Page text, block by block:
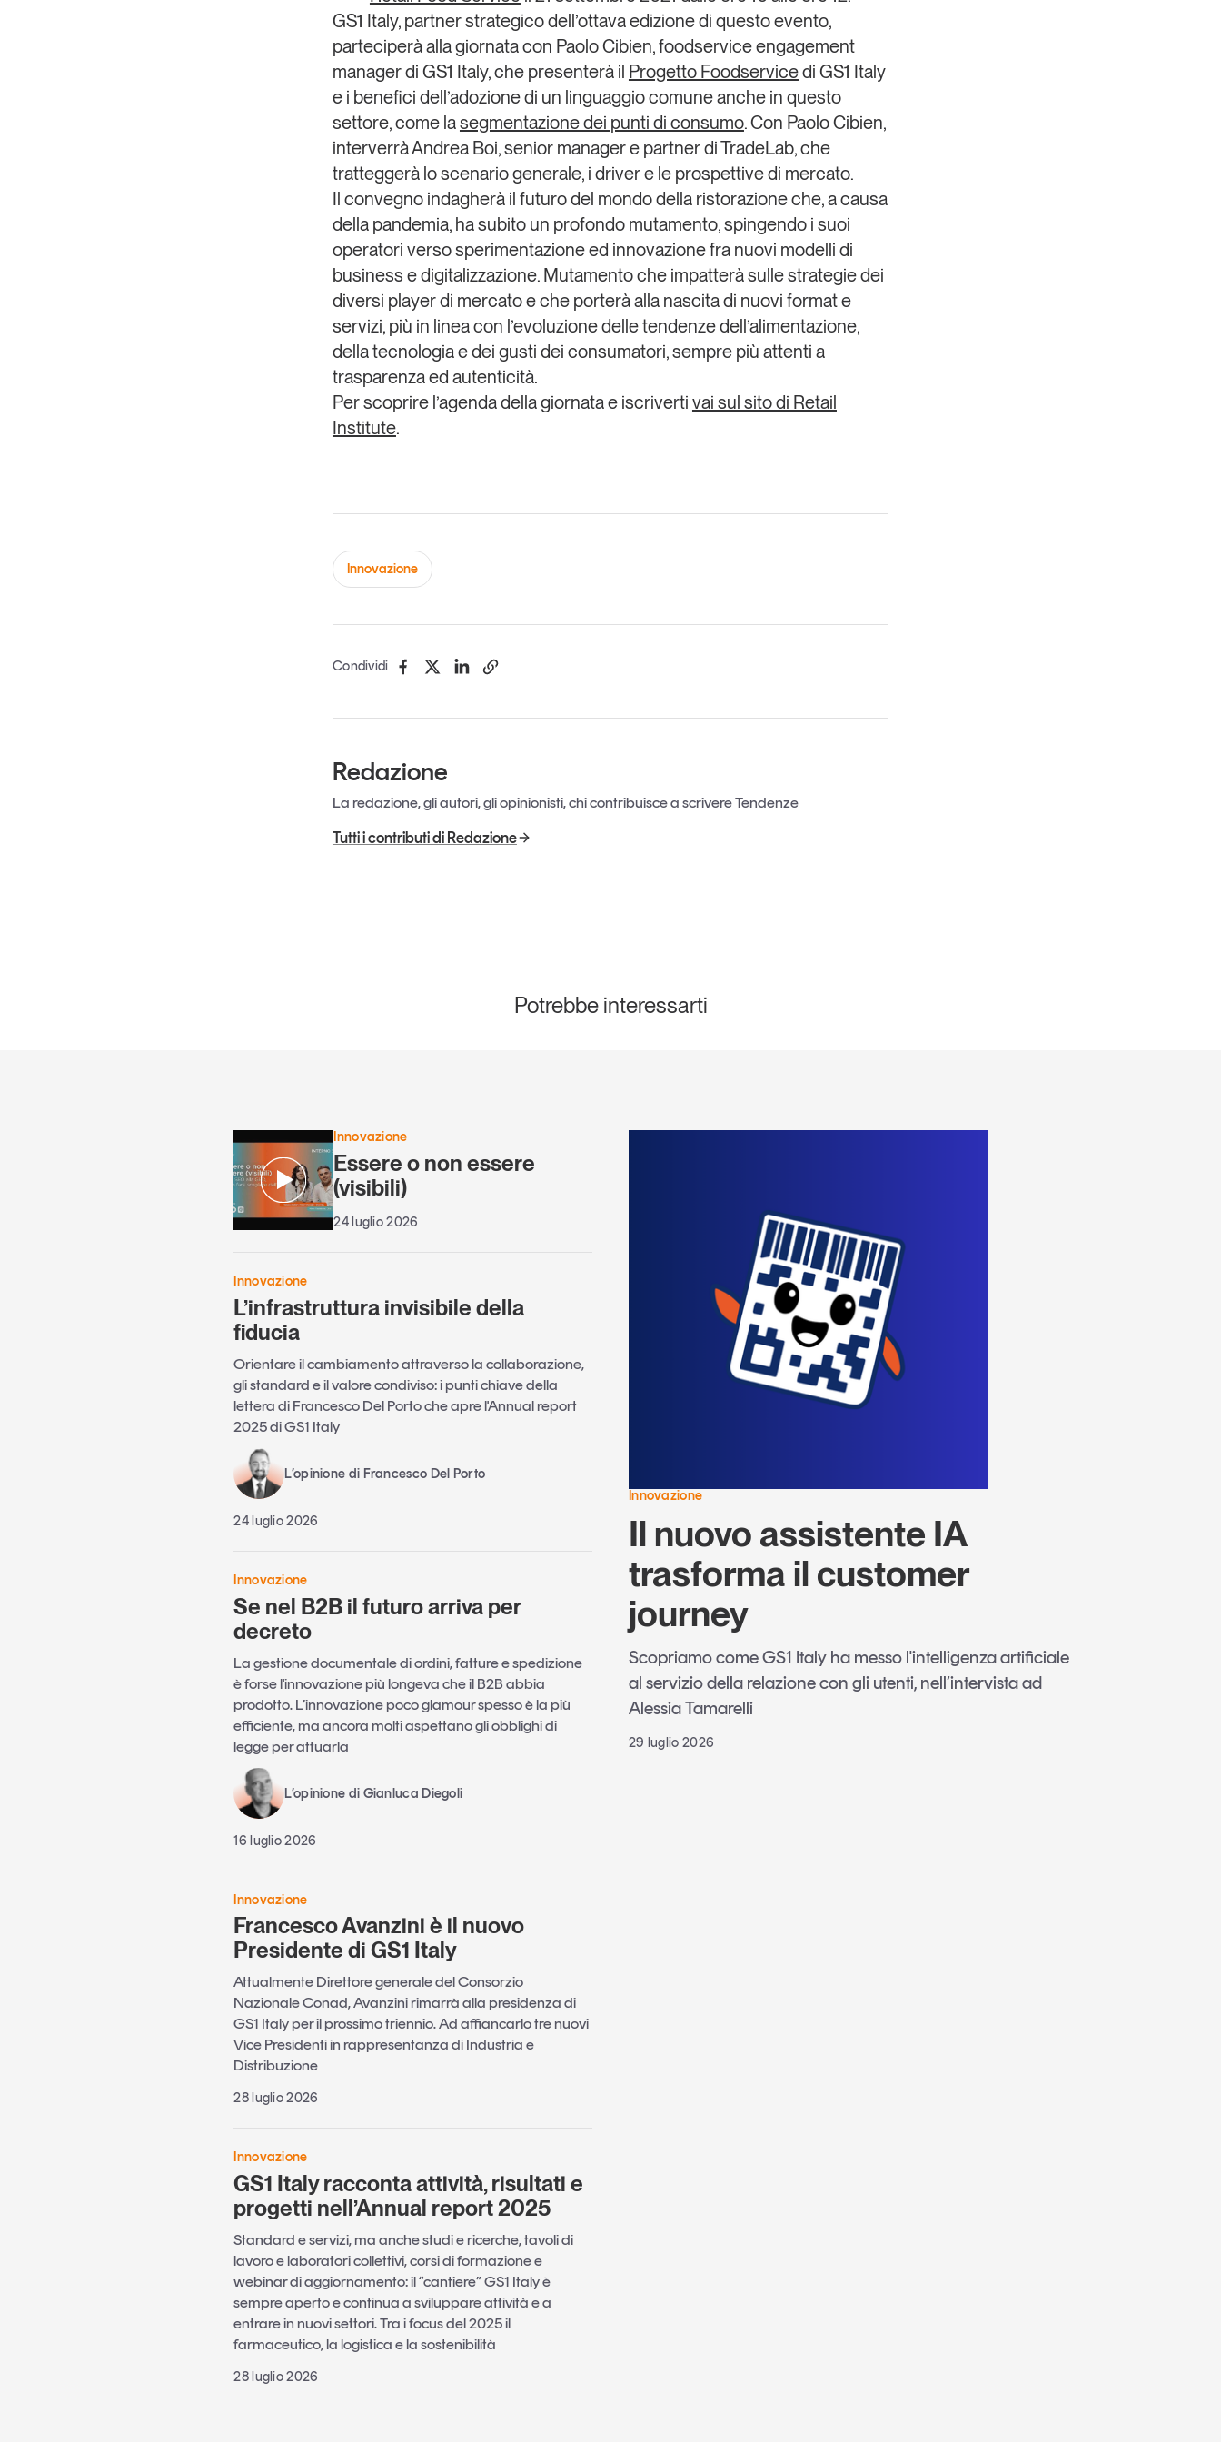
GS1 Italy, partner strategico dell’ottava edizione di questo evento,
parteciperà alla giornata con Paolo Cibien, foodservice engagement
manager di GS1 Italy, che presenterà il Progetto Foodservicedi GS1 Italy
e i benefici dell’adozione di un linguaggio comuneanche in questo
settore, come lasegmentazione dei punti di consumo. Con Paolo Cibien,
interverràAndrea Boi, senior manager e partner diTradeLab, che
tratteggerà lo scenario generale, i driver e le prospettive di mercato.
Il convegno indagherà il futuro del mondo della ristorazioneche, a causa
della pandemia, ha subito un profondo mutamento, spingendo i suoi
operatori versosperimentazione ed innovazionefra nuovi modelli di
business e digitalizzazione. Mutamento che impatterà sulle strategie dei
diversi player di mercato e che porterà alla nascita di nuovi format e
servizi, più in linea con l’evoluzione delle tendenze dell’alimentazione,
della tecnologia e dei gusti dei consumatori, sempre più attenti a
trasparenza ed autenticità.
Per scoprire l’agenda della giornata e iscriverti vai sul sito di Retail
Institute.
Innovazione
Condividi
Redazione
La redazione, gli autori, gli opinionisti, chi contribuisce a scrivere Tendenze
Tutti i contributi di Redazione
Potrebbe interessarti
Innovazione
Il nuovo assistente IA
trasforma il customer
journey
Scopriamo come GS1 Italy ha messo l'intelligenza artificiale
al servizio della relazione con gli utenti, nell’intervista ad
Alessia Tamarelli
29 luglio 2026
Innovazione
Essere o non essere
(visibili)
24 luglio 2026
Innovazione
L’infrastruttura invisibile della
fiducia
Orientare il cambiamento attraverso la collaborazione,
gli standard e il valore condiviso: i punti chiave della
lettera di Francesco Del Porto che apre l'Annual report
2025 di GS1 Italy
L’opinione di Francesco Del Porto
24 luglio 2026
Innovazione
Se nel B2B il futuro arriva per
decreto
La gestione documentale di ordini, fatture e spedizione
è forse l'innovazione più longeva che il B2B abbia
prodotto. L’innovazione poco glamour spesso è la più
efficiente, ma ancora molti aspettano gli obblighi di
legge per attuarla
L’opinione di Gianluca Diegoli
16 luglio 2026
Innovazione
Francesco Avanzini è il nuovo
Presidente di GS1 Italy
Attualmente Direttore generale del Consorzio
Nazionale Conad, Avanzini rimarrà alla presidenza di
GS1 Italy per il prossimo triennio. Ad affiancarlo tre nuovi
Vice Presidenti in rappresentanza di Industria e
Distribuzione
28 luglio 2026
Innovazione
GS1 Italy racconta attività, risultati e
progetti nell’Annual report 2025
Standard e servizi, ma anche studi e ricerche, tavoli di
lavoro e laboratori collettivi, corsi di formazione e
webinar di aggiornamento: il “cantiere” GS1 Italy è
sempre aperto e continua a sviluppare attività e a
entrare in nuovi settori. Tra i focus del 2025 il
farmaceutico, la logistica e la sostenibilità
28 luglio 2026